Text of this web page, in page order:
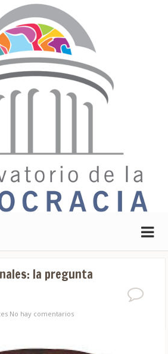
la pregunta
No hay comentarios